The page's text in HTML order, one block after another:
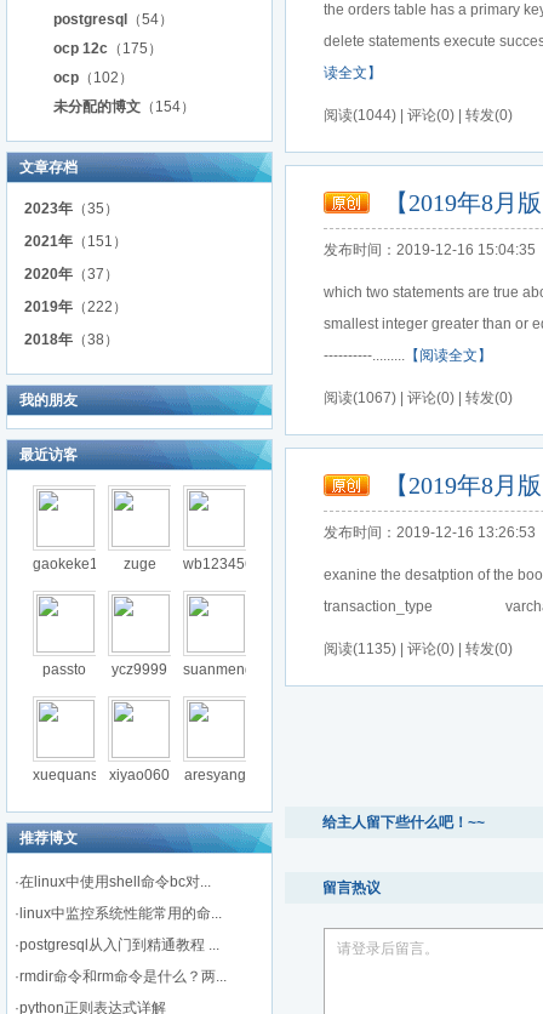
postgresql
（54）
ocp 12c （175）
ocp （102）
未分配的博文 （154）
文章存档
2023年 （35）
2021年 （151）
2020年 （37）
2019年 （222）
2018年 （38）
我的朋友
最近访客
gaokeke1 zuge wb123456
passto ycz9999 suanmeng
xuequans xiyao060 aresyang
推荐博文
·在linux中使用shell命令bc对...
· linux中监控系统性能常用的命...
·postgresql从入门到精通教程 ...
·rmdir命令和rm命令是什么？两...
·python正则表达式详解
the orders table has a primary
delete statements execute
读全文】
阅读(1044) | 评论(0) | 转发(0)
【2019年8月
发布时间：2019-12-16 15:04:35
which two statements are true
smallest integer greater than or
----------.........【阅读全文】
阅读(1067) | 评论(0) | 转发(0)
【2019年8月
发布时间：2019-12-16 13:26:53
exanine the desatption of the
transaction_type
阅读(1135) | 评论(0) | 转发(0)
给主人留下些什么吧！~~
留言热议
请登录后留言。